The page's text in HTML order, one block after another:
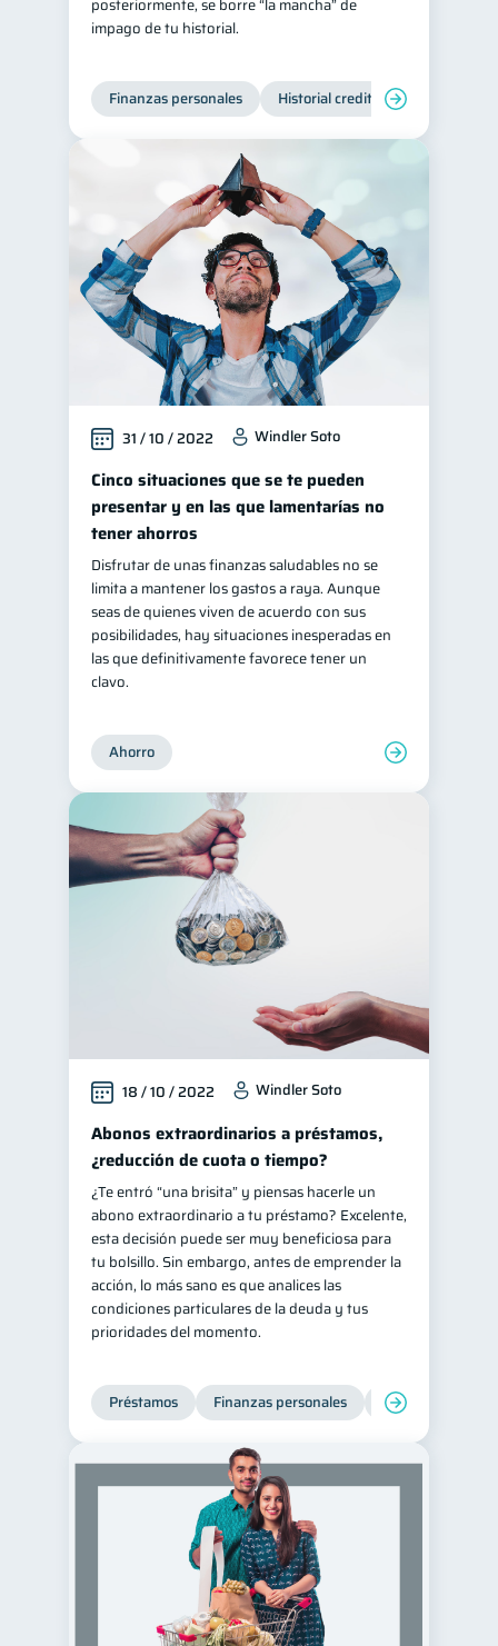
posteriormente, se borre “la mancha” de
impago de tu historial.
Finanzas personales Historial crediticio
31 / 10 / 2022 Windler Soto
Cinco situaciones que se te pueden
presentar y en las que lamentarías no
tener ahorros
Disfrutar de unas finanzas saludables no se
limita a mantener los gastos a raya. Aunque
seas de quienes viven de acuerdo con sus
posibilidades, hay situaciones inesperadas en
las que definitivamente favorece tener un
clavo.
Ahorro
18 / 10 / 2022 Windler Soto
Abonos extraordinarios a préstamos,
¿reducción de cuota o tiempo?
¿Te entró “una brisita” y piensas hacerle un
abono extraordinario a tu préstamo? Excelente,
esta decisión puede ser muy beneficiosa para
tu bolsillo. Sin embargo, antes de emprender la
acción, lo más sano es que analices las
condiciones particulares de la deuda y tus
prioridades del momento.
Préstamos Finanzas personales Finanzas para